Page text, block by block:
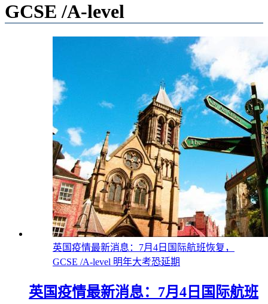
GCSE /A-level
英国疫情最新消息：7月4日国际航班恢复，
GCSE /A-level 明年大考恐延期
英国疫情最新消息：7月4日国际航班